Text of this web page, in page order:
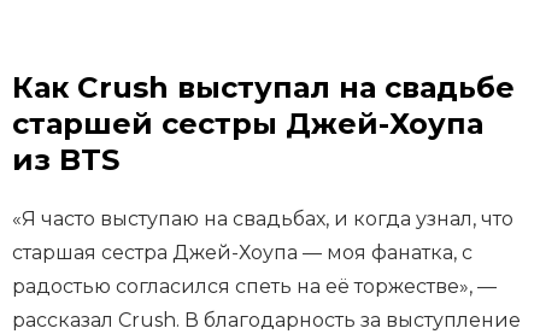
Как Crush выступал на свадьбе
старшей сестры Джей-Хоупа
из BTS
«Я часто выступаю на свадьбах, и когда узнал, что
старшая сестра Джей-Хоупа — моя фанатка, с
радостью согласился спеть на её торжестве», —
рассказал Crush. В благодарность за выступление